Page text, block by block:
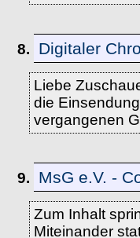
8. Digitaler
Liebe
die
vergangenen
9. MsG e.V. -
Zum Inhalt
Miteinander